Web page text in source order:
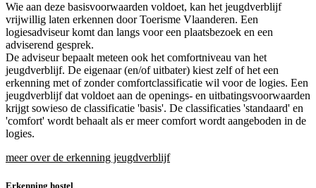
Wie aan deze basisvoorwaarden voldoet, kan het jeugdverblijf
vrijwillig laten erkennen door Toerisme Vlaanderen. Een
logiesadviseur komt dan langs voor een plaatsbezoek en een
adviserend gesprek.
De adviseur bepaalt meteen ook het comfortniveau van het
jeugdverblijf. De eigenaar (en/of uitbater) kiest zelf of het een
erkenning met of zonder comfortclassificatie wil voor de logies. Een
jeugdverblijf dat voldoet aan de openings- en uitbatingsvoorwaarden
krijgt sowieso de classificatie 'basis'. De classificaties 'standaard' en
'comfort' wordt behaalt als er meer comfort wordt aangeboden in de
logies.
meer over de erkenning jeugdverblijf
Erkenning hostel